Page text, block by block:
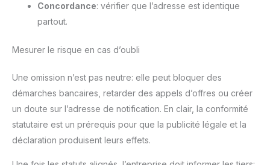
Concordance: vérifier que l’adresse est identique
partout.
Mesurer le risque en cas d’oubli
Une omission n’est pas neutre: elle peut bloquer des
démarches bancaires, retarder des appels d’offres ou créer
un doute sur l’adresse de notification. En clair, la conformité
statutaire est un prérequis pour que la publicité légale et la
déclaration produisent leurs effets.